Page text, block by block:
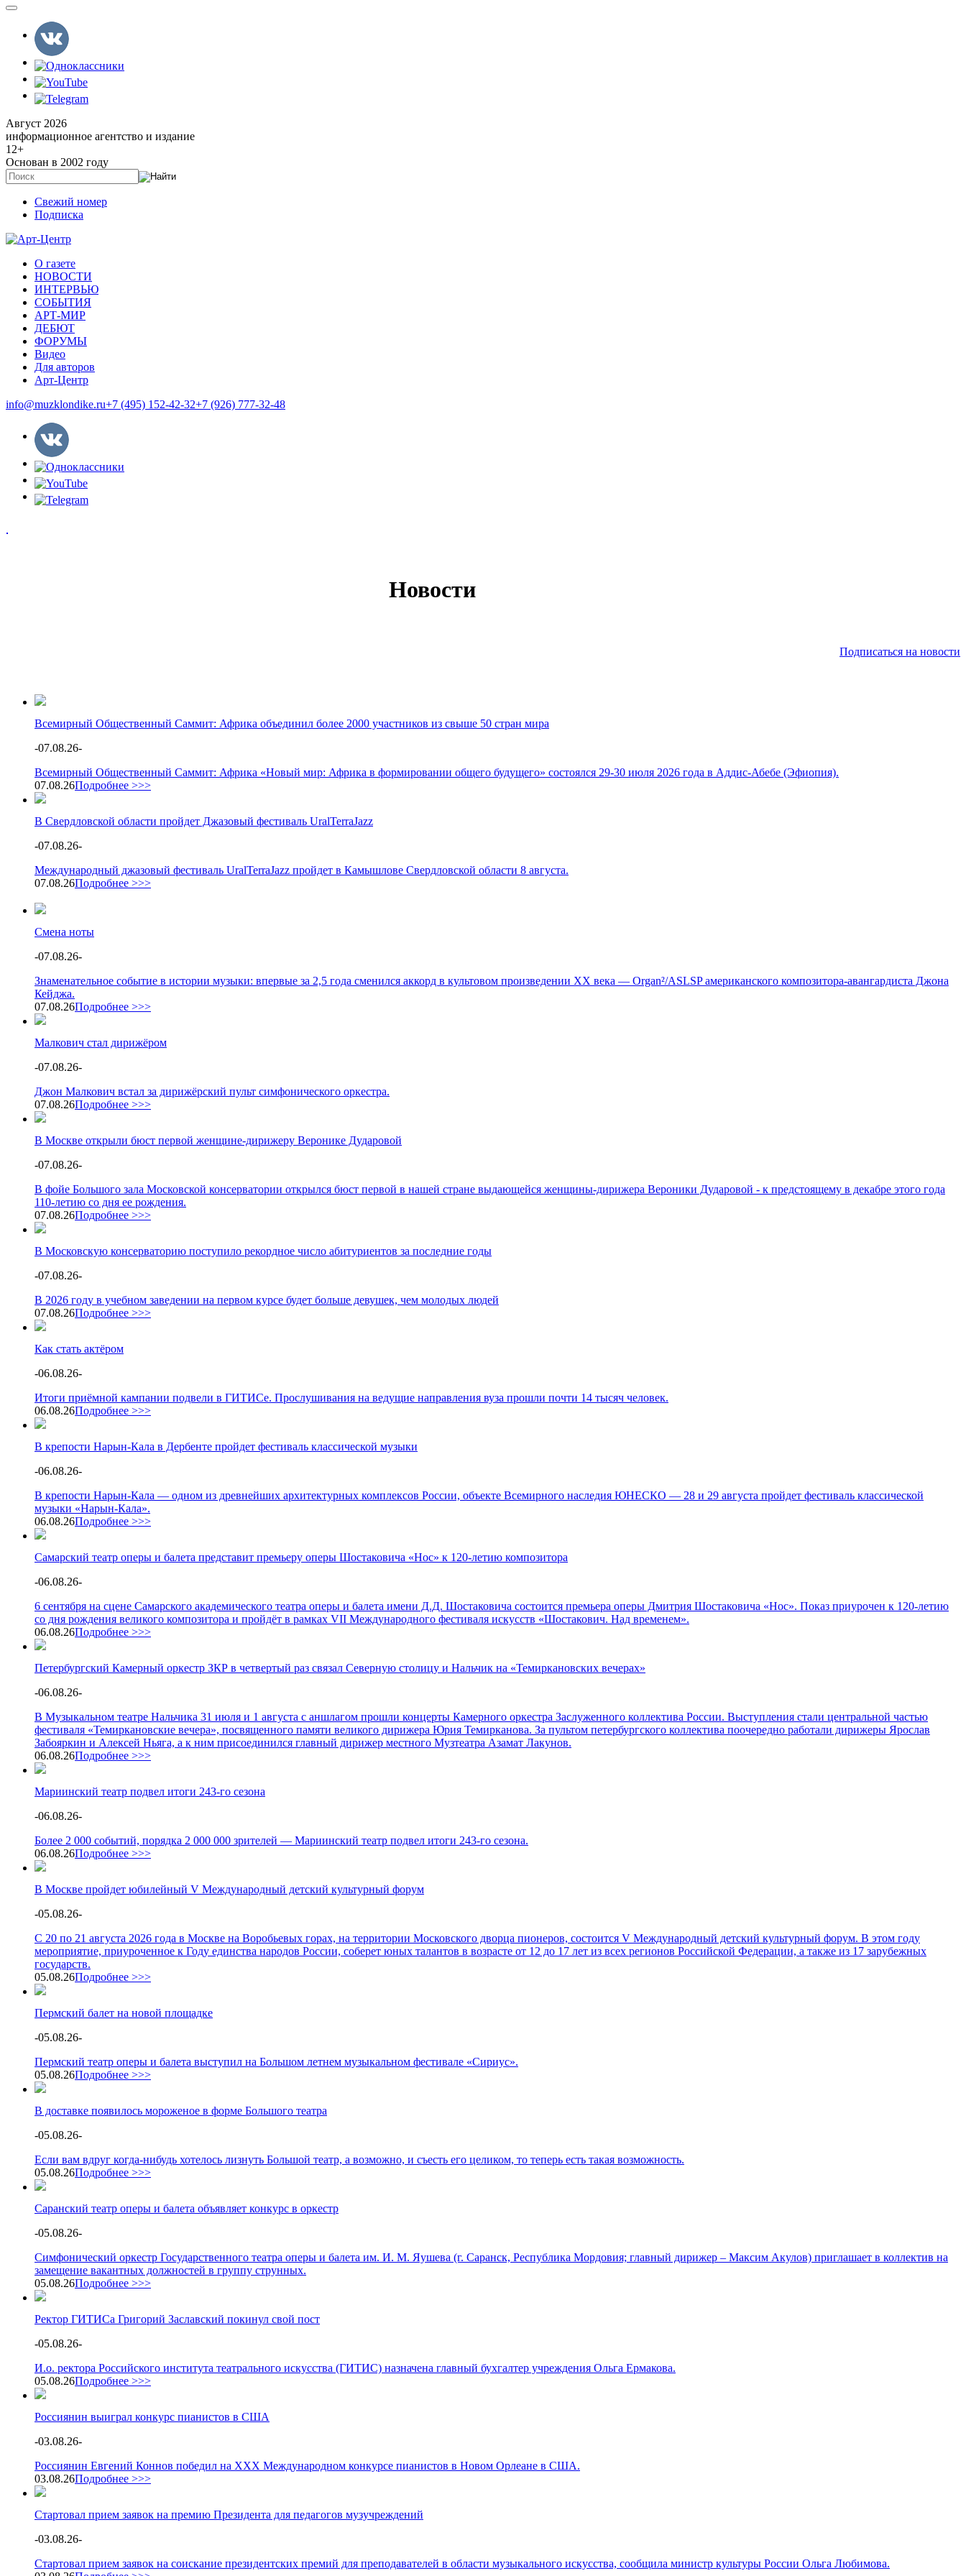
Август 2026
информационное агентство и издание
12+
Основан в 2002 году
Свежий номер
Подписка
О газете
НОВОСТИ
ИНТЕРВЬЮ
СОБЫТИЯ
АРТ-МИР
ДЕБЮТ
ФОРУМЫ
Видео
Для авторов
Арт-Центр
info@muzklondike.ru+7 (495) 152-42-32+7 (926) 777-32-48
Новости
Подписаться на новости
Всемирный Общественный Саммит: Африка объединил более 2000 участников из свыше 50 стран мира
-07.08.26-
Всемирный Общественный Саммит: Африка «Новый мир: Африка в формировании общего будущего» состоялся 29-30 июля 2026 года в Аддис-Абебе (Эфиопия).
07.08.26Подробнее >>>
В Свердловской области пройдет Джазовый фестиваль UralTerraJazz
-07.08.26-
Международный джазовый фестиваль UralTerraJazz пройдет в Камышлове Свердловской области 8 августа.
07.08.26Подробнее >>>
Смена ноты
-07.08.26-
Знаменательное событие в истории музыки: впервые за 2,5 года сменился аккорд в культовом произведении XX века — Organ²/ASLSP американского композитора-авангардиста Джона
Кейджа.
07.08.26Подробнее >>>
Малкович стал дирижёром
-07.08.26-
Джон Малкович встал за дирижёрский пульт симфонического оркестра.
07.08.26Подробнее >>>
В Москве открыли бюст первой женщине-дирижеру Веронике Дударовой
-07.08.26-
В фойе Большого зала Московской консерватории открылся бюст первой в нашей стране выдающейся женщины-дирижера Вероники Дударовой - к предстоящему в декабре этого года
110-летию со дня ее рождения.
07.08.26Подробнее >>>
В Московскую консерваторию поступило рекордное число абитуриентов за последние годы
-07.08.26-
В 2026 году в учебном заведении на первом курсе будет больше девушек, чем молодых людей
07.08.26Подробнее >>>
Как стать актёром
-06.08.26-
Итоги приёмной кампании подвели в ГИТИСе. Прослушивания на ведущие направления вуза прошли почти 14 тысяч человек.
06.08.26Подробнее >>>
В крепости Нарын-Кала в Дербенте пройдет фестиваль классической музыки
-06.08.26-
В крепости Нарын-Кала — одном из древнейших архитектурных комплексов России, объекте Всемирного наследия ЮНЕСКО — 28 и 29 августа пройдет фестиваль классической
музыки «Нарын-Кала».
06.08.26Подробнее >>>
Самарский театр оперы и балета представит премьеру оперы Шостаковича «Нос» к 120-летию композитора
-06.08.26-
6 сентября на сцене Самарского академического театра оперы и балета имени Д.Д. Шостаковича состоится премьера оперы Дмитрия Шостаковича «Нос». Показ приурочен к 120-летию
со дня рождения великого композитора и пройдёт в рамках VII Международного фестиваля искусств «Шостакович. Над временем».
06.08.26Подробнее >>>
Петербургский Камерный оркестр ЗКР в четвертый раз связал Северную столицу и Нальчик на «Темиркановских вечерах»
-06.08.26-
В Музыкальном театре Нальчика 31 июля и 1 августа с аншлагом прошли концерты Камерного оркестра Заслуженного коллектива России. Выступления стали центральной частью
фестиваля «Темиркановские вечера», посвященного памяти великого дирижера Юрия Темирканова. За пультом петербургского коллектива поочередно работали дирижеры Ярослав
Забояркин и Алексей Ньяга, а к ним присоединился главный дирижер местного Музтеатра Азамат Лакунов.
06.08.26Подробнее >>>
Мариинский театр подвел итоги 243-го сезона
-06.08.26-
Более 2 000 событий, порядка 2 000 000 зрителей — Мариинский театр подвел итоги 243-го сезона.
06.08.26Подробнее >>>
В Москве пройдет юбилейный V Международный детский культурный форум
-05.08.26-
С 20 по 21 августа 2026 года в Москве на Воробьевых горах, на территории Московского дворца пионеров, состоится V Международный детский культурный форум. В этом году
мероприятие, приуроченное к Году единства народов России, соберет юных талантов в возрасте от 12 до 17 лет из всех регионов Российской Федерации, а также из 17 зарубежных
государств.
05.08.26Подробнее >>>
Пермский балет на новой площадке
-05.08.26-
Пермский театр оперы и балета выступил на Большом летнем музыкальном фестивале «Сириус».
05.08.26Подробнее >>>
В доставке появилось мороженое в форме Большого театра
-05.08.26-
Если вам вдруг когда-нибудь хотелось лизнуть Большой театр, а возможно, и съесть его целиком, то теперь есть такая возможность.
05.08.26Подробнее >>>
Саранский театр оперы и балета объявляет конкурс в оркестр
-05.08.26-
Симфонический оркестр Государственного театра оперы и балета им. И. М. Яушева (г. Саранск, Республика Мордовия; главный дирижер – Максим Акулов) приглашает в коллектив на
замещение вакантных должностей в группу струнных.
05.08.26Подробнее >>>
Ректор ГИТИСа Григорий Заславский покинул свой пост
-05.08.26-
И.о. ректора Российского института театрального искусства (ГИТИС) назначена главный бухгалтер учреждения Ольга Ермакова.
05.08.26Подробнее >>>
Россиянин выиграл конкурс пианистов в США
-03.08.26-
Россиянин Евгений Коннов победил на XXX Международном конкурсе пианистов в Новом Орлеане в США.
03.08.26Подробнее >>>
Стартовал прием заявок на премию Президента для педагогов музучреждений
-03.08.26-
Стартовал прием заявок на соискание президентских премий для преподавателей в области музыкального искусства, сообщила министр культуры России Ольга Любимова.